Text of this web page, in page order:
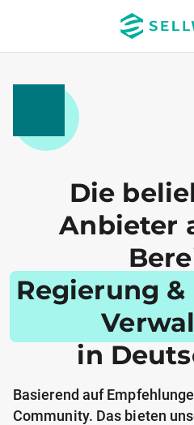
Die
Anbieter
Regierung
in
Basierend auf
Community. Das bieten